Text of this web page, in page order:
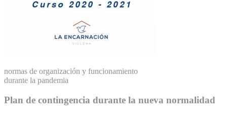
normas de organización y funcionamiento
durante la pandemia
Plan de contingencia durante la nueva normalidad